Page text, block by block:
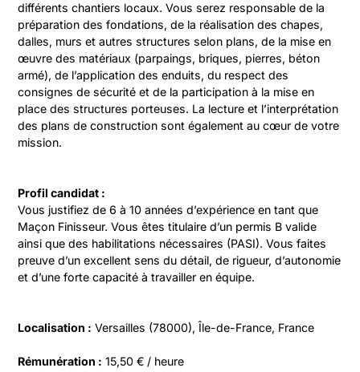
différents chantiers locaux. Vous serez responsable de la
préparation des fondations, de la réalisation des chapes,
dalles, murs et autres structures selon plans, de la mise en
œuvre des matériaux (parpaings, briques, pierres, béton
armé), de l’application des enduits, du respect des
consignes de sécurité et de la participation à la mise en
place des structures porteuses. La lecture et l’interprétation
des plans de construction sont également au cœur de votre
mission.
Profil candidat :
Vous justifiez de 6 à 10 années d’expérience en tant que
Maçon Finisseur. Vous êtes titulaire d’un permis B valide
ainsi que des habilitations nécessaires (PASI). Vous faites
preuve d’un excellent sens du détail, de rigueur, d’autonomie
et d’une forte capacité à travailler en équipe.
Localisation : Versailles (78000), Île-de-France, France
Rémunération : 15,50 € / heure